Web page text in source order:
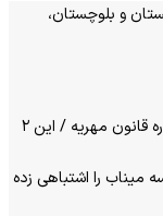
و بلوچستان،
درخواست یک نماینده مجلس از قالیباف درباره قانون مهریه / این ۲
میناب را اشتباهی زده